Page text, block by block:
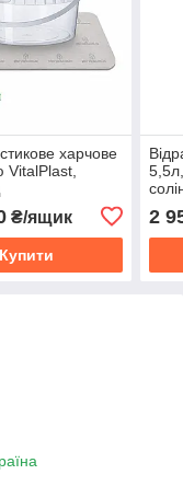
харчове
VitalPlast,
₴/ящик
Купити
2